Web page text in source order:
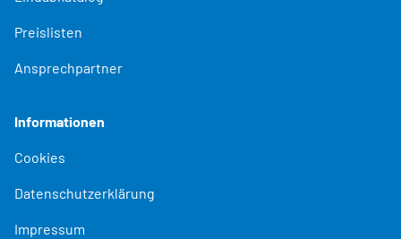
Preislisten
Ansprechpartner
Informationen
Cookies
Datenschutzerklärung
Impressum